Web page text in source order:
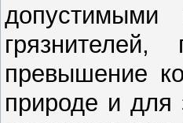
превышение
природе и